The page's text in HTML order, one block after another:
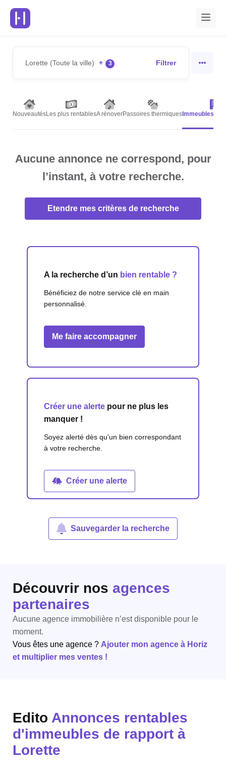
Lorette (Toute la ville) + 3 Filtrer
NouveautésLes plus rentablesA rénoverPassoires thermiques Immeubles de
Aucune annonce ne correspond, pour
l’instant, à votre recherche.
Etendre mes critères de recherche
A la recherche d’un bien rentable ?
Bénéficiez de notre service clé en main
personnalisé.
Me faire accompagner
Créer une alerte pour ne plus les
manquer !
Soyez alerté dès qu'un bien correspondant
à votre recherche.
Créer une alerte
Sauvegarder la recherche
Découvrir nos agences
partenaires
Aucune agence immobilière n’est disponible pour le
moment.
Vous êtes une agence ? Ajouter mon agence à Horiz
et multiplier mes ventes !
Edito Annonces rentables
d'immeubles de rapport à
Lorette